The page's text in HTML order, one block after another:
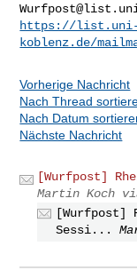
https://
koblenz.de/
Vorherige Nachricht
Nach Thread
Nach Datum
Nächste Nachricht
[Wurfpost]
Martin Koch
[Wurfpost]
Sessi...